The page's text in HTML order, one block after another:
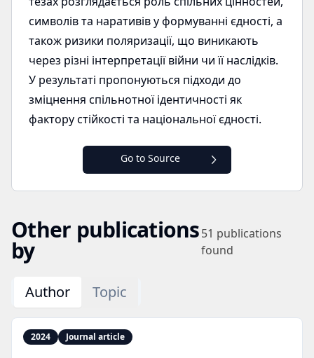
символів та наративів у формуванні єдності, а
також ризики поляризації, що виникають
через різні інтерпретації війни чи її наслідків.
У результаті пропонуються підходи до
зміцнення спільнотної ідентичності як
фактору стійкості та національної єдності.
Go to Source
Other publications
by
51 publications
found
Author Topic
2024 Journal article